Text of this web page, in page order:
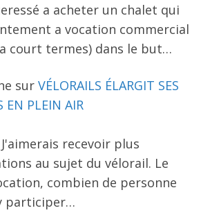
a acheter un chalet qui
a vocation commercial
court termes) dans le but…
sur VÉLORAILS ÉLARGIT SES
EN PLEIN AIR
recevoir plus
au sujet du vélorail. Le
combien de personne
participer…